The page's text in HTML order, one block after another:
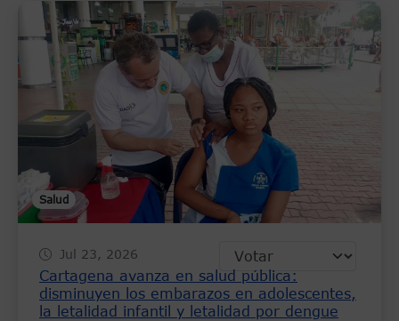
Salud
Jul 23, 2026
Cartagena avanza en salud pública:
disminuyen los embarazos en adolescentes,
la letalidad infantil y letalidad por dengue